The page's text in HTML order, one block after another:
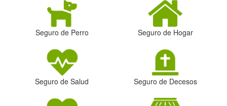
Seguro de Perro Seguro de Hogar
Seguro de Salud Seguro de Decesos